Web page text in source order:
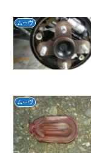
ムーヴ
ムーヴ